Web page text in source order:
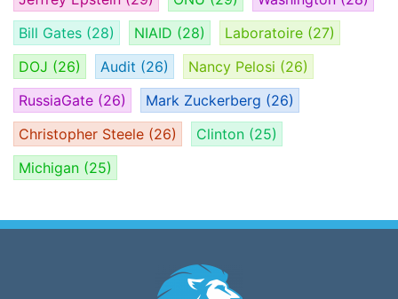
Bill Gates (28) NIAID (28) Laboratoire (27)
DOJ (26) Audit (26) Nancy Pelosi (26)
RussiaGate (26) Mark Zuckerberg (26)
Christopher Steele (26) Clinton (25)
Michigan (25)